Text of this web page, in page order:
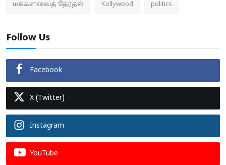
மக்களவைத் தேர்தல் Kollywood politics
Follow Us
Facebook
X (Twitter)
Instagram
YouTube